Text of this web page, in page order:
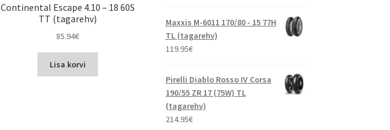
Continental Escape 4.10 – 18 60S
TT (tagarehv)
85.94€
Lisa korvi
Maxxis M-6011 170/80 - 15 77H
TL (tagarehv)
119.95€
Pirelli Diablo Rosso IV Corsa
190/55 ZR 17 (75W) TL
(tagarehv)
214.95€